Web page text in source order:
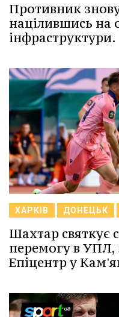
Противник
націлившись на
інфраструктури.
ХАРКІВ ДОНЕЦЬК
Шахтар святкує
перемогу в
Епіцентр у